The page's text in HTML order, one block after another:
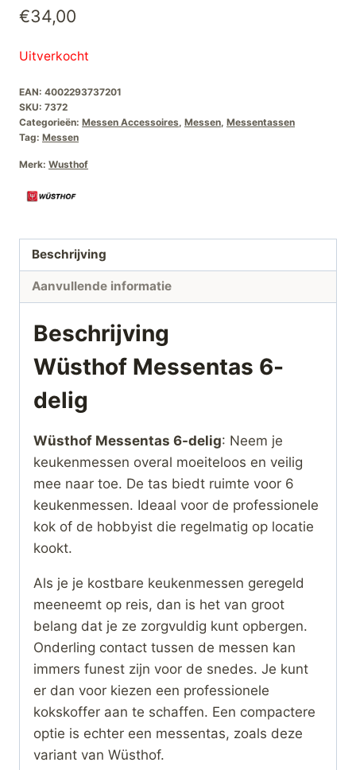
€34,00
Uitverkocht
EAN: 4002293737201
SKU: 7372
Categorieën: Messen Accessoires, Messen, Messentassen
Tag: Messen
Merk: Wusthof
Beschrijving
Aanvullende informatie
Beschrijving
Wüsthof Messentas 6-
delig
Wüsthof Messentas 6-delig: Neem je
keukenmessen overal moeiteloos en veilig
mee naar toe. De tas biedt ruimte voor 6
keukenmessen. Ideaal voor de professionele
kok of de hobbyist die regelmatig op locatie
kookt.
Als je je kostbare keukenmessen geregeld
meeneemt op reis, dan is het van groot
belang dat je ze zorgvuldig kunt opbergen.
Onderling contact tussen de messen kan
immers funest zijn voor de snedes. Je kunt
er dan voor kiezen een professionele
kokskoffer aan te schaffen. Een compactere
optie is echter een messentas, zoals deze
variant van Wüsthof.